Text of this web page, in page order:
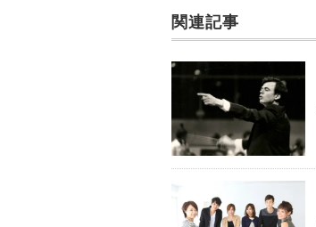
k
関連記事